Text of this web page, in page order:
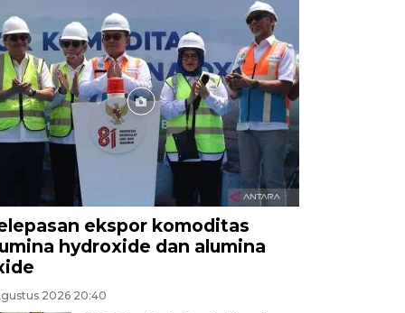
ekspor komoditas
hydroxide dan alumina
2026 20:40